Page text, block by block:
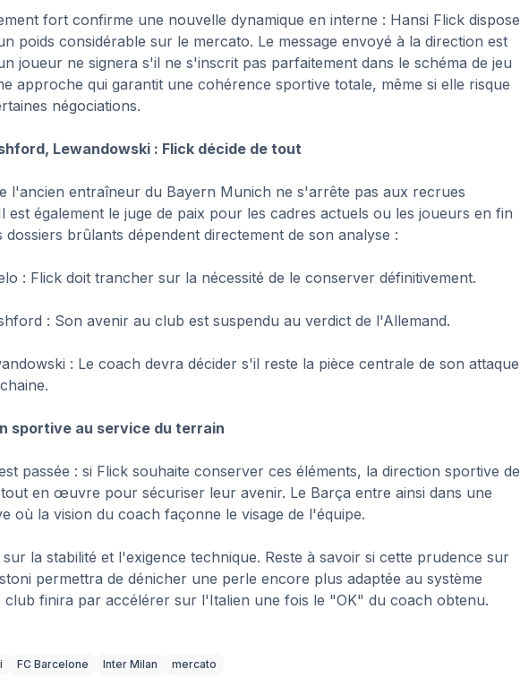
fort confirme une nouvelle dynamique en interne : Hansi Flick dispose
poids considérable sur le mercato. Le message envoyé à la direction est
joueur ne signera s'il ne s'inscrit pas parfaitement dans le schéma de jeu
approche qui garantit une cohérence sportive totale, même si elle risque
négociations.
Lewandowski : Flick décide de tout
l'ancien entraîneur du Bayern Munich ne s'arrête pas aux recrues
est également le juge de paix pour les cadres actuels ou les joueurs en fin
dossiers brûlants dépendent directement de son analyse :
: Flick doit trancher sur la nécessité de le conserver définitivement.
: Son avenir au club est suspendu au verdict de l'Allemand.
: Le coach devra décider s'il reste la pièce centrale de son attaque
sportive au service du terrain
passée : si Flick souhaite conserver ces éléments, la direction sportive de
en œuvre pour sécuriser leur avenir. Le Barça entre ainsi dans une
où la vision du coach façonne le visage de l'équipe.
la stabilité et l'exigence technique. Reste à savoir si cette prudence sur
permettra de dénicher une perle encore plus adaptée au système
club finira par accélérer sur l'Italien une fois le "OK" du coach obtenu.
FC Barcelone Inter Milan mercato